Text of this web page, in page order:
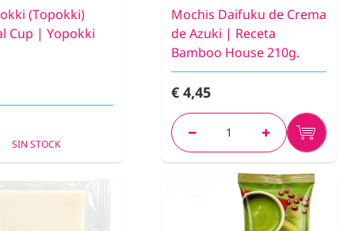
(Topokki)
Cup | Yopokki
SIN STOCK
Mochis Daifuku de Crema
de Azuki | Receta
Bamboo House 210g.
€ 4,45